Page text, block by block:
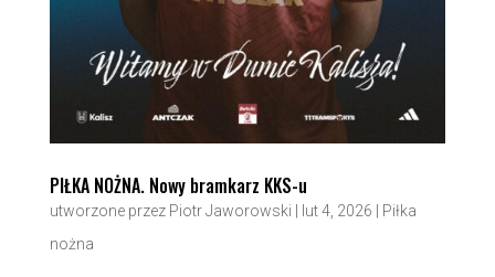
PIŁKA NOŻNA. Nowy bramkarz KKS-u
utworzone przez Piotr Jaworowski lut 4, 2026
Piłka
nożna